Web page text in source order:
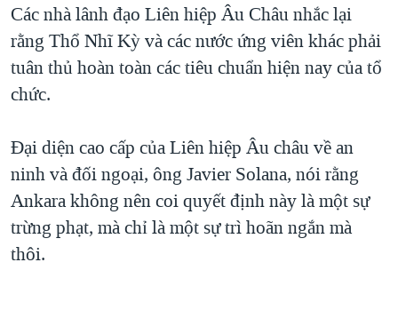
Các nhà lânh đạo Liên hiệp Âu Châu nhắc lại
rằng Thổ Nhĩ Kỳ và các nước ứng viên khác phải
tuân thủ hoàn toàn các tiêu chuẩn hiện nay của tổ
chức.
Đại diện cao cấp của Liên hiệp Âu châu về an
ninh và đối ngoại, ông Javier Solana, nói rằng
Ankara không nên coi quyết định này là một sự
trừng phạt, mà chỉ là một sự trì hoãn ngắn mà
thôi.